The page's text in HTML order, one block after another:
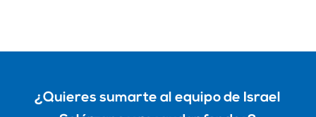
¿Quieres sumarte al equipo de Israel